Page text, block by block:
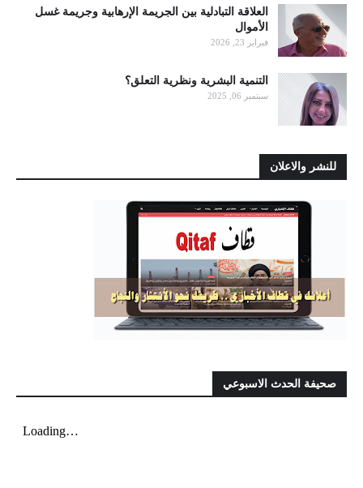
العلاقة التبادلية بين الجريمة الإرهابية وجريمة غسل
الأموال
فبراير 23, 2026
التنمية البشرية ونظرية التعلق؟
سبتمبر 06, 2025
للنشر والاعلان
صحيفة الحدث الاسبوعي